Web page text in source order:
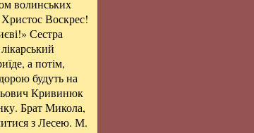
волинських
Воскрес!
Сестра
а потім,
будуть на
Кривинюк
Брат Микола,
з Лесею. М.